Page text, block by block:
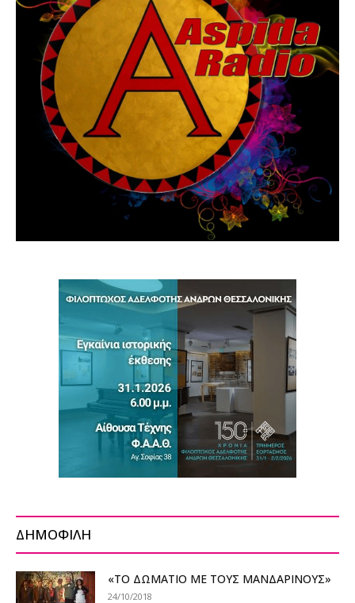
ΔΗΜΟΦΙΛΗ
«ΤΟ ΔΩΜΑΤΙΟ ΜΕ ΤΟΥΣ ΜΑΝΔΑΡΙΝΟΥΣ»
24/10/2018